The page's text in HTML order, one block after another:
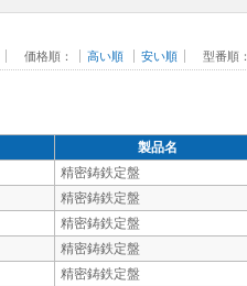
価格順： 高い順 安い順 型番順：
製品名
精密鋳鉄定盤
精密鋳鉄定盤
精密鋳鉄定盤
精密鋳鉄定盤
精密鋳鉄定盤